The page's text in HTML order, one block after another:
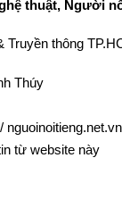
thuật, Người
Truyền thông
Thúy
/ nguoinoitieng.net.vn
từ website này